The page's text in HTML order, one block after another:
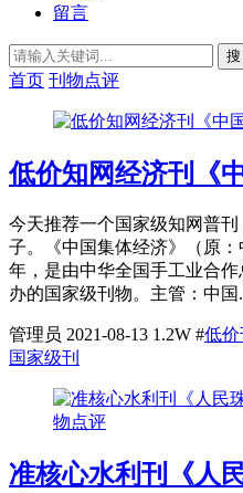
留言
首页 刊物点评
低价知网经济刊《
今天推荐一个国家级知网普
子。《中国集体经济》（原
年，是由中华全国手工业合
办的国家级刊物。主管：中国
管理员 2021-08-13 1.2W #低价
国家级刊
物点评
准核心水利刊《人